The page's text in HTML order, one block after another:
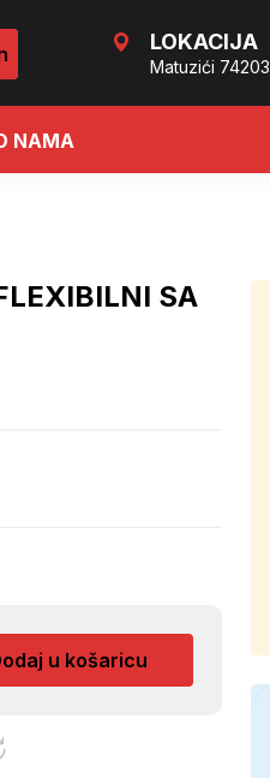
LOKACIJA
Matuzići 74203
NAMA
SA
u košaricu